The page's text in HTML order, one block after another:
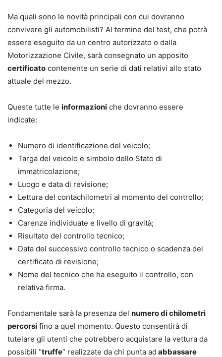
Ma quali sono le novità principali con cui dovranno
convivere gli automobilisti? Al termine del test, che potrà
essere eseguito da un centro autorizzato o dalla
Motorizzazione Civile, sarà consegnato un apposito
certificato contenente un serie di dati relativi allo stato
attuale del mezzo.
Queste tutte le informazioni che dovranno essere
indicate:
Numero di identificazione del veicolo;
Targa del veicolo e simbolo dello Stato di
immatricolazione;
Luogo e data di revisione;
Lettura del contachilometri al momento del controllo;
Categoria del veicolo;
Carenze individuate e livello di gravità;
Risultato del controllo tecnico;
Data del successivo controllo tecnico o scadenza del
certificato di revisione;
Nome del tecnico che ha eseguito il controllo, con
relativa firma.
Fondamentale sarà la presenza del numero di chilometri
percorsi fino a quel momento. Questo consentirà di
tutelare gli utenti che potrebbero acquistare la vettura da
possibili “truffe” realizzate da chi punta ad abbassare